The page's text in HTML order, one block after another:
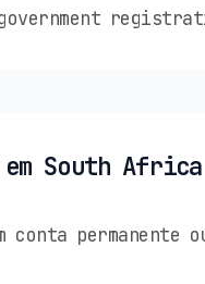
South Africa
conta permanente